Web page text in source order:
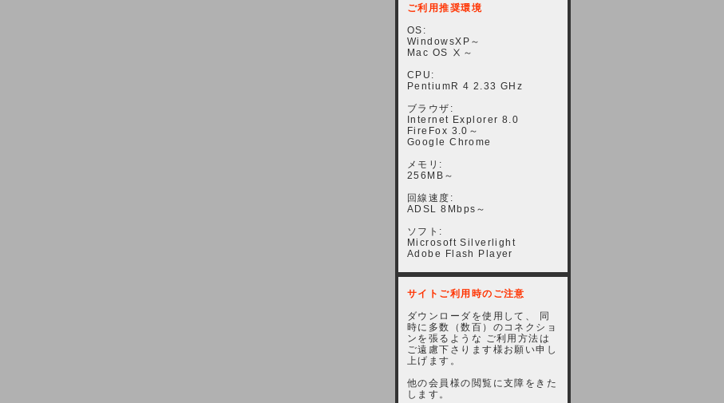
ご利用推奨環境
OS:
WindowsXP～
Mac OS Ⅹ～
CPU:
PentiumR 4 2.33 GHz
ブラウザ:
Internet Explorer 8.0
FireFox 3.0～
Google Chrome
メモリ:
256MB～
回線速度:
ADSL 8Mbps～
ソフト:
Microsoft Silverlight
Adobe Flash Player
サイトご利用時のご注意
ダウンローダを使用して、 同
時に多数（数百）のコネクショ
ンを張るような ご利用方法は
ご遠慮下さります様お願い申し
上げます。
他の会員様の閲覧に支障をきた
します。